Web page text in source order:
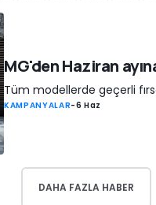
MG'den Haziran
Tüm modellerde geçerli
KAMPANYALAR-6 Haz
DAHA FAZLA HABER